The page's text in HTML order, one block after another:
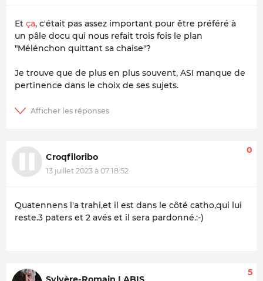
Et ça, c'était pas assez important pour être préféré à
un pâle docu qui nous refait trois fois le plan
"Mélénchon quittant sa chaise"?
Je trouve que de plus en plus souvent, ASI manque de
pertinence dans le choix de ses sujets.
Croqfiloribo
13 juillet 2023 à 07:18:52
0
Quatennens l'a trahi,et il est dans le côté catho,qui lui
reste.3 paters et 2 avés et il sera pardonné.:-)
5